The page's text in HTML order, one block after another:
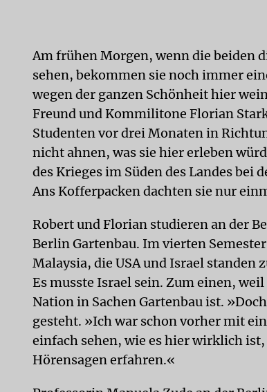
Am frühen Morgen, wenn die beiden
sehen, bekommen sie noch immer
wegen der ganzen Schönheit hier
Freund und Kommilitone Florian
Studenten vor drei Monaten in
nicht ahnen, was sie hier erleben
des Krieges im Süden des Landes
Ans Kofferpacken dachten sie nur
Robert und Florian studieren an der
Berlin Gartenbau. Im vierten
Malaysia, die USA und Israel standen
Es musste Israel sein. Zum einen,
Nation in Sachen Gartenbau ist.
gesteht. »Ich war schon vorher mit
einfach sehen, wie es hier wirklich
Hörensagen erfahren.«